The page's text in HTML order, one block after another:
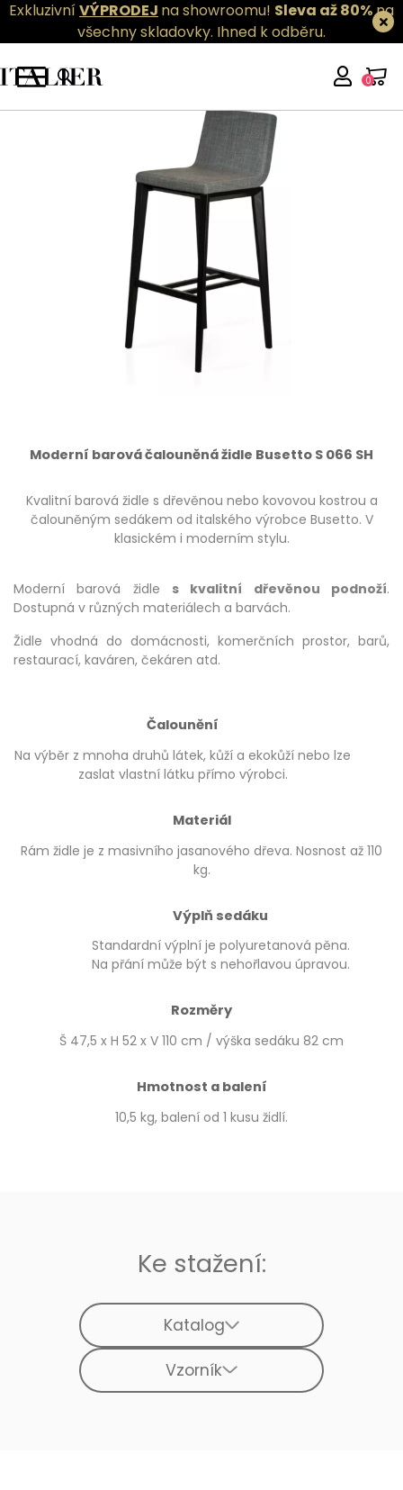
ExkluzivníVÝPRODEJ na showroomu! Sleva až 80%na
všechny skladovky. Ihned k odběru.
0
Moderní barová čalouněná židle Busetto S 066 SH
Kvalitní barová židle s dřevěnou nebo kovovou kostrou a
čalouněným sedákem od italského výrobce Busetto. V
klasickém i moderním stylu.
Moderní barová židle s kvalitní dřevěnou podnoží.
Dostupná v různých materiálech a barvách.
Židle vhodná do domácnosti, komerčních prostor, barů,
restaurací, kaváren, čekáren atd.
Čalounění
Na výběr z mnoha druhů látek, kůží a ekokůží nebo lze
zaslat vlastní látku přímo výrobci.
Materiál
Rám židle je z masivního jasanového dřeva. Nosnost až 110
kg.
Výplň sedáku
Standardní výplní je polyuretanová pěna.
Na přání může být s nehořlavou úpravou.
Rozměry
Š 47,5 x H 52 x V 110 cm / výška sedáku 82 cm
Hmotnost a balení
10,5 kg, balení od 1 kusu židlí.
Ke stažení:
Katalog
Vzorník